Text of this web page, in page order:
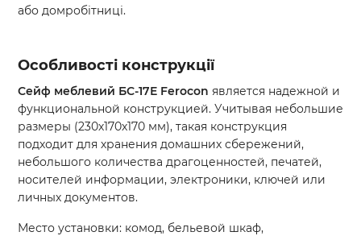
або домробітниці.
Особливості конструкції
Сейф меблевий БС-17Е Ferocon является надежной и
функциональной конструкцией. Учитывая небольшие
размеры (230х170х170 мм), такая конструкция
подходит для хранения домашних сбережений,
небольшого количества драгоценностей, печатей,
носителей информации, электроники, ключей или
личных документов.
Место установки: комод, бельевой шкаф,